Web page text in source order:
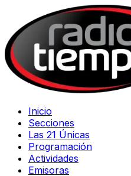
Inicio
Secciones
Las 21 Únicas
Programación
Actividades
Emisoras